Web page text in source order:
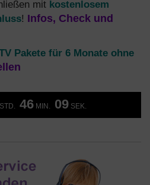
mit kostenlosem
! Infos, Check und
Pakete für 6 Monate ohne
STD. 46 MIN. 08 SEK.